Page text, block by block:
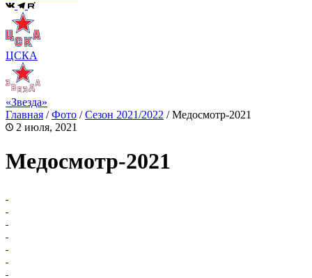
ЦСКА
«Звезда»
Главная /Фото /Сезон 2021/2022 /Медосмотр-2021
2 июля, 2021
Медосмотр-2021